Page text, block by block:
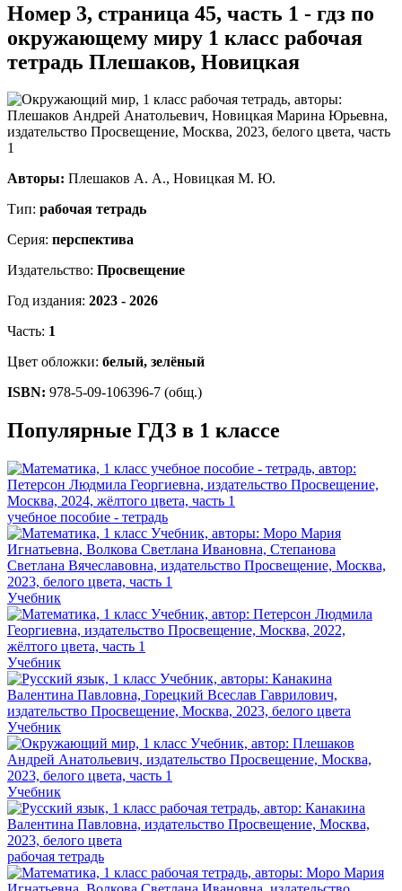
Номер 3, страница 45, часть 1 - гдз по
окружающему миру 1 класс рабочая
тетрадь Плешаков, Новицкая
Авторы: Плешаков А. А., Новицкая М. Ю.
Тип: рабочая тетрадь
Серия: перспектива
Издательство: Просвещение
Год издания: 2023 - 2026
Часть: 1
Цвет обложки: белый, зелёный
ISBN: 978-5-09-106396-7 (общ.)
Популярные ГДЗ в 1 классе
учебное пособие - тетрадь
Учебник
Учебник
Учебник
Учебник
рабочая тетрадь